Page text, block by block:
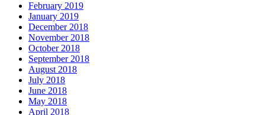
February 2019
January 2019
December 2018
November 2018
October 2018
September 2018
August 2018
July 2018
June 2018
May 2018
April 2018